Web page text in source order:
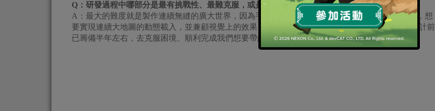
Q：研發過程中哪部分是最有挑戰性、最難克服，或是印象最深刻的呢？
A：最大的難度就是製作連續無縫的廣大世界，因為手機性能和記憶體限制，無法載入所有的資料，想
要實現連續大地圖的動態載入，並兼顧視覺上的效果，需要足夠高效率。針對這個部分，在遊戲設計前
已籌備半年左右，去克服困境、順利完成我們想要帶給玩家的「真實世界」。